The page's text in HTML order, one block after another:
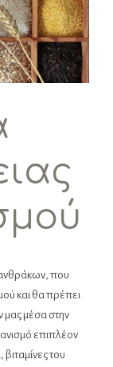
που
και θα πρέπει
μας μέσα στην
επιπλέον
του